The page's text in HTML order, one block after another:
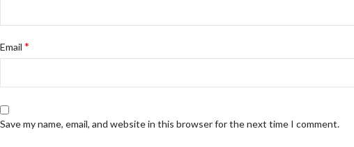
Email *
Save my name, email, and website in this browser for the next time I comment.